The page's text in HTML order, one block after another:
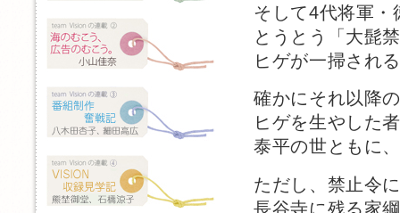
そして4代将軍・
とうとう「大髭
ヒゲが一掃され
確かにそれ以降
ヒゲを生やした
泰平の世ともに
ただし、禁止令
長谷寺に残る家